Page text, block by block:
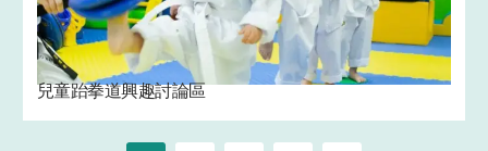
兒童跆拳道興趣討論區